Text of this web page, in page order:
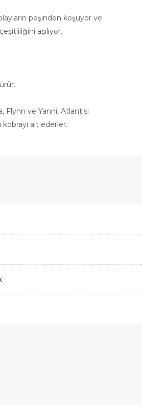
peşinden koşuyor ve
aşılıyor.
Flynn ve Yanni, Atlantisi
alt ederler.